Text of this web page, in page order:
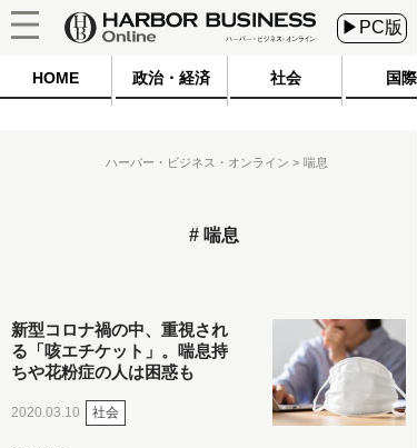
▶PC版
HOME 政治・経済 社会 国際
ハーバー・ビジネス・オンライン 喘息
喘息
新型コロナ禍の中、重視され
る「咳エチケット」。喘息持
ちや花粉症の人は困惑も
2020.03.10 社会